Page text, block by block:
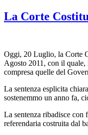
La Corte
Oggi, 20 Luglio, la Corte
Agosto 2011, con il
compresa quelle del
La sentenza esplicita
sostenemmo un anno fa,
La sentenza ribadisce
referendaria costruita dal